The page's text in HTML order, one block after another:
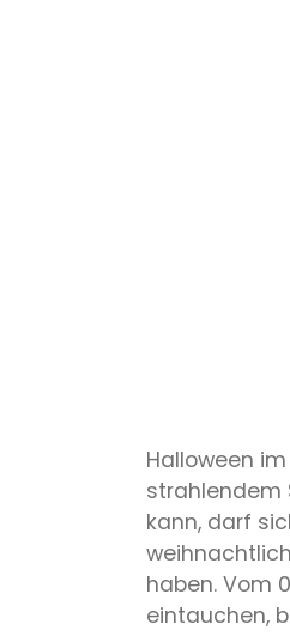
Halloween
strahlendem
kann, darf
haben. Vom
eintauchen,